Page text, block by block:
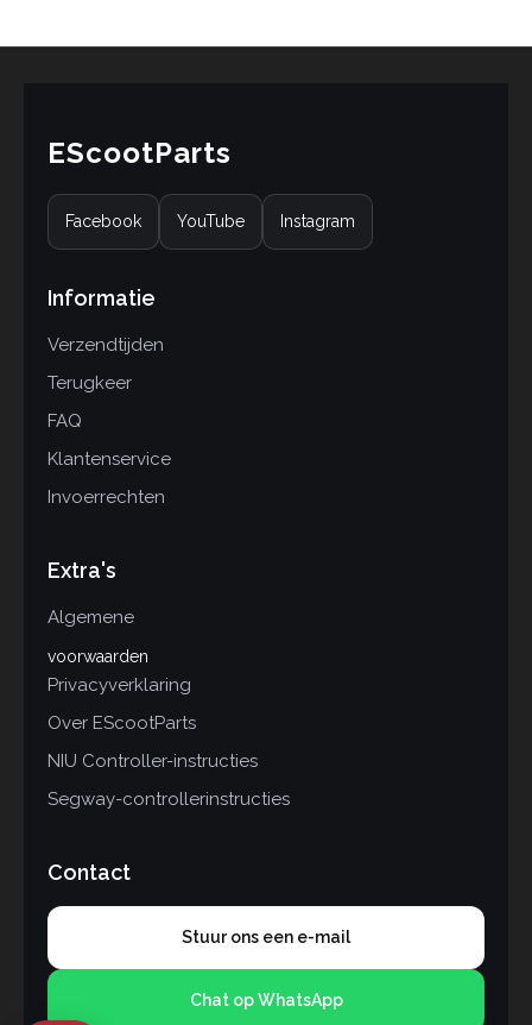
EScootParts
Facebook YouTube Instagram
Informatie
Verzendtijden
Terugkeer
FAQ
Klantenservice
Invoerrechten
Extra's
Algemene
voorwaarden
Privacyverklaring
Over EScootParts
NIU Controller-instructies
Segway-controllerinstructies
Contact
Stuur ons een e-mail
Chat op WhatsApp